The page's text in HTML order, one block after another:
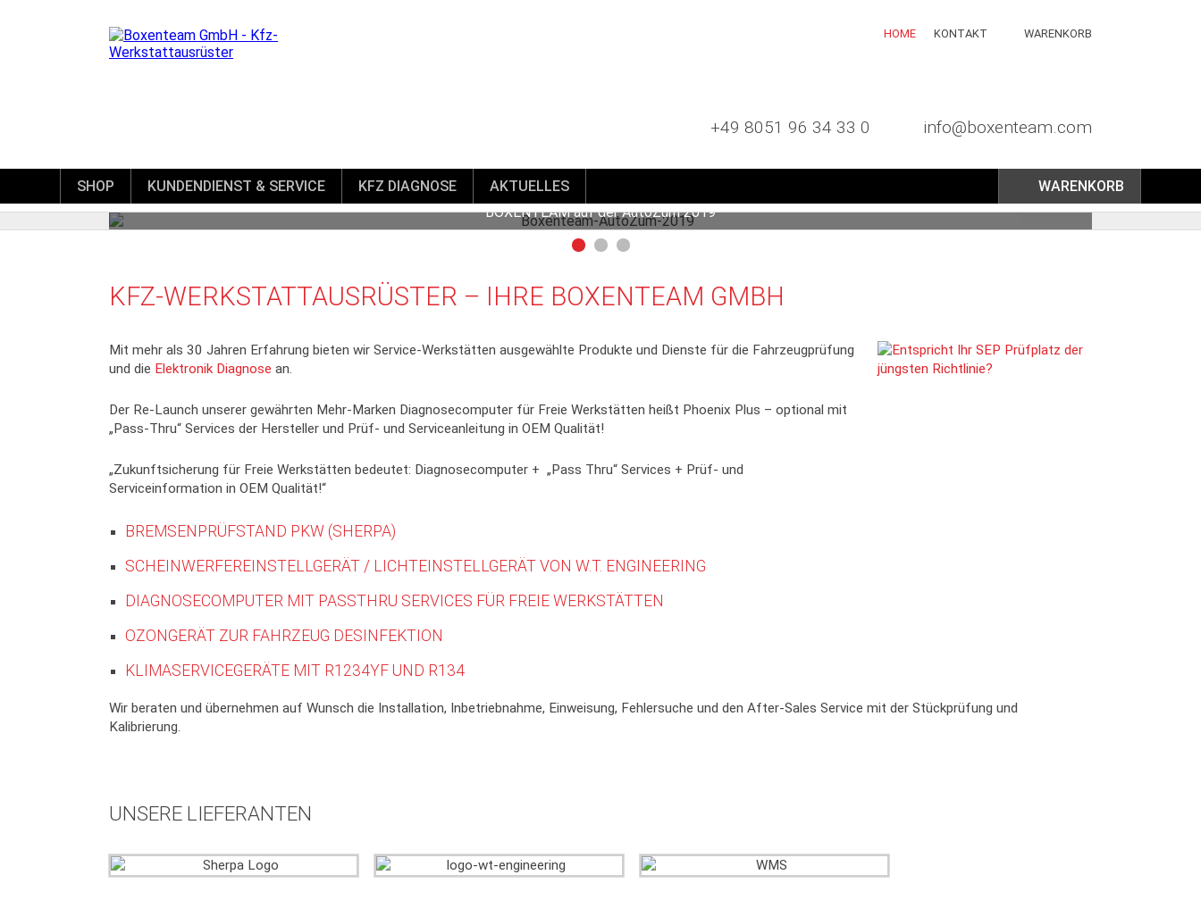
HOME KONTAKT WARENKORB
+49 8051 96 34 33 0 info@boxenteam.com
SHOP KUNDENDIENST & SERVICE KFZ DIAGNOSE AKTUELLES
WARENKORB
BOXENTEAM auf der AutoZum 2019
KFZ-WERKSTATTAUSRÜSTER – IHRE BOXENTEAM GMBH
Mit mehr als 30 Jahren Erfahrung bieten wir Service-Werkstätten ausgewählte Produkte und Dienste für die Fahrzeugprüfung
und die Elektronik Diagnose an.
Der Re-Launch unserer gewährten Mehr-Marken Diagnosecomputer für Freie Werkstätten heißt Phoenix Plus – optional mit
„Pass-Thru“ Services der Hersteller und Prüf- und Serviceanleitung in OEM Qualität!
„Zukunftsicherung für Freie Werkstätten bedeutet: Diagnosecomputer + „Pass Thru“ Services + Prüf- und
Serviceinformation in OEM Qualität!“
BREMSENPRÜFSTAND PKW (SHERPA)
SCHEINWERFEREINSTELLGERÄT / LICHTEINSTELLGERÄT VON W.T. ENGINEERING
DIAGNOSECOMPUTER MIT PASSTHRU SERVICES FÜR FREIE WERKSTÄTTEN
OZONGERÄT ZUR FAHRZEUG DESINFEKTION
KLIMASERVICEGERÄTE MIT R1234YF UND R134
Wir beraten und übernehmen auf Wunsch die Installation, Inbetriebnahme, Einweisung, Fehlersuche und den After-Sales Service mit der Stückprüfung und
Kalibrierung.
UNSERE LIEFERANTEN